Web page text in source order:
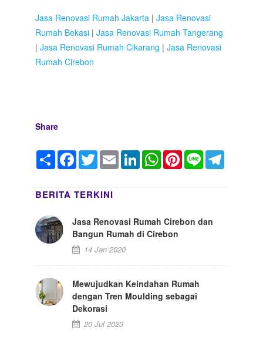
Jasa Renovasi Rumah Jakarta | Jasa Renovasi
Rumah Bekasi | Jasa Renovasi Rumah Tangerang
| Jasa Renovasi Rumah Cikarang | Jasa Renovasi
Rumah Cirebon
Share
Share Facebook
TwitterEmail LinkedInWhatsAppPinterest
Line
BERITA TERKINI
Jasa Renovasi Rumah Cirebon dan
Bangun Rumah di Cirebon
14 Jan 2020
Mewujudkan Keindahan Rumah
dengan Tren Moulding sebagai
Dekorasi
20 Jul 2023